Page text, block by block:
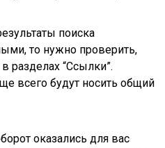
поиска
то нужно проверить,
разделах “Ссылки”.
всего будут носить общий
оказались для вас